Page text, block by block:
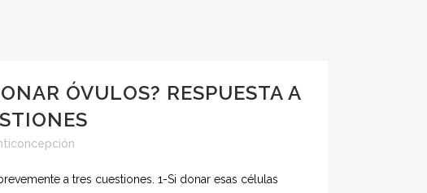
ÓVULOS? RESPUESTA A
a tres cuestiones. 1-Si donar esas células